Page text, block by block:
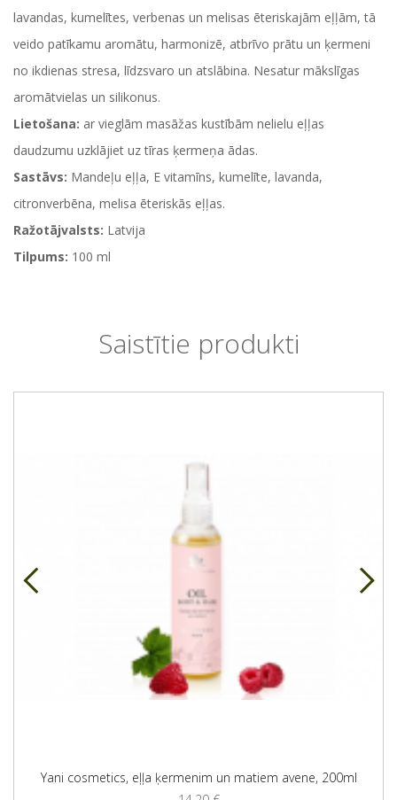
lavandas, kumelītes, verbenas un melisas ēteriskajām eļļām, tā
veido patīkamu aromātu, harmonizē, atbrīvo prātu un ķermeni
no ikdienas stresa, līdzsvaro un atslābina. Nesatur mākslīgas
aromātvielas un silikonus.
Lietošana: ar vieglām masāžas kustībām nelielu eļļas
daudzumu uzklājiet uz tīras ķermeņa ādas.
Sastāvs: Mandeļu eļļa, E vitamīns, kumelīte, lavanda,
citronverbēna, melisa ēteriskās eļļas.
Ražotājvalsts: Latvija
Tilpums: 100 ml
Saistītie produkti
Yani cosmetics, eļļa ķermenim un matiem avene, 200ml